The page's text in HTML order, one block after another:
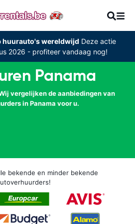
huurauto's wereldwijd Deze actie
2026 - profiteer vandaag nog!
Panama
vergelijken de aanbiedingen van
in Panama voor u.
bekende en minder bekende